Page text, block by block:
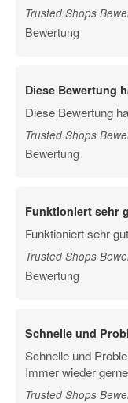
Trusted Shops
Bewertung
Diese Bewertung
Diese Bewertung
Trusted Shops
Bewertung
Funktioniert sehr
Funktioniert sehr
Trusted Shops
Bewertung
Schnelle und
Schnelle und
Immer wieder gerne
Trusted Shops